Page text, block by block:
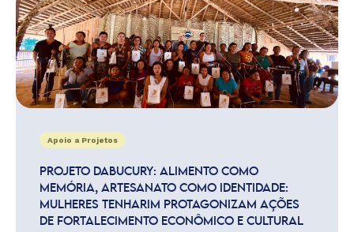
Apoio a Projetos
PROJETO DABUCURY: ALIMENTO COMO
MEMÓRIA, ARTESANATO COMO IDENTIDADE:
MULHERES TENHARIM PROTAGONIZAM AÇÕES
DE FORTALECIMENTO ECONÔMICO E CULTURAL